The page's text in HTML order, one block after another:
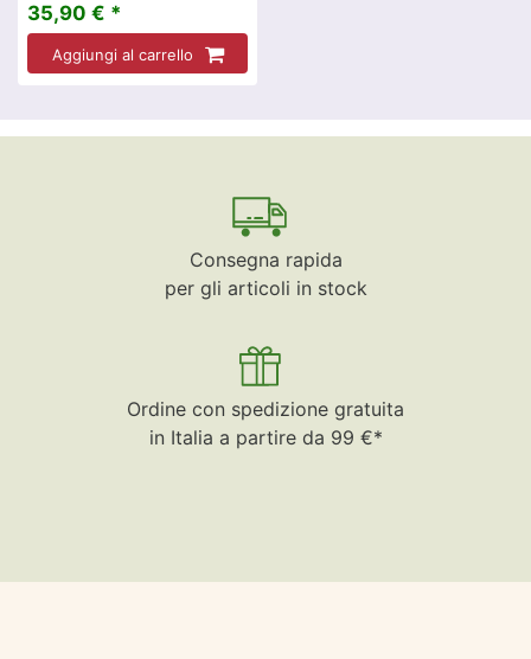
35,90 € *
Aggiungi al carrello
Consegna rapida
per gli articoli in stock
Ordine con spedizione gratuita
in Italia a partire da 99 €*